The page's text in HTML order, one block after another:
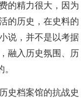
的精力很大，因为
的历史，在史料的
说，并不是以考据
融入历史氛围、历
史档案馆的抗战史